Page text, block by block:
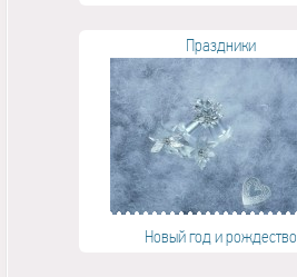
Праздники
Новый год и рождество